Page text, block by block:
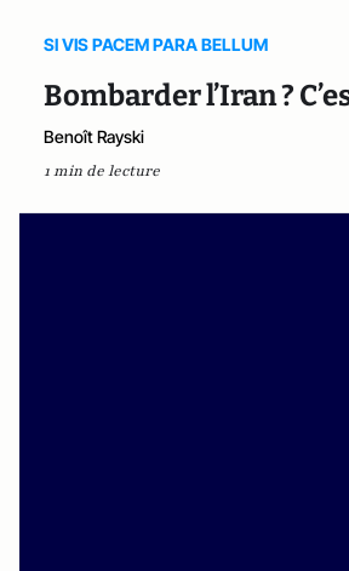
SI VIS PACEM PARA BELLUM
Bombarder l’Iran ?
Benoît Rayski
1 min de lecture